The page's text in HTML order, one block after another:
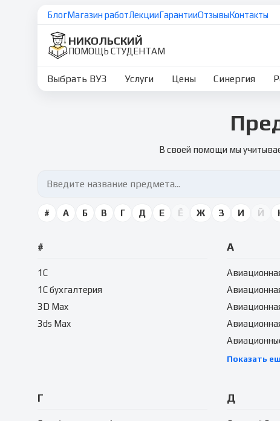
БлогМагазин работЛекцииГарантииОтзывыКонтакты
НИКОЛЬСКИЙ
ПОМОЩЬ СТУДЕНТАМ
Выбрать ВУЗ Услуги Цены Синергия
В своей помощи мы
# А Б В Г Д Е Ё Ж З И Й
#
1C
1C бухгалтерия
3D Max
3ds Max
А
Показать
Г Д